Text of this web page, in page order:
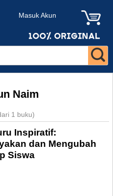
Masuk Akun
Naim
1 buku)
Inspiratif:
dan Mengubah
Siswa